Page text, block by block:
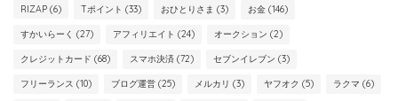
RIZAP (6) Tポイント (33) おひとりさま (3) お金 (146)
すかいらーく (27) アフィリエイト (24) オークション (2)
クレジットカード (68) スマホ決済 (72) セブンイレブン (3)
フリーランス (10) ブログ運営 (25) メルカリ (3) ヤフオク (5) ラクマ (6)